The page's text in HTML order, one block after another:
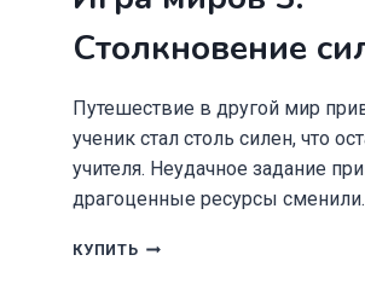
Столкновение
Путешествие в другой мир
ученик стал столь силен, что
учителя. Неудачное задание
драгоценные ресурсы
КУПИТЬ ИГРА